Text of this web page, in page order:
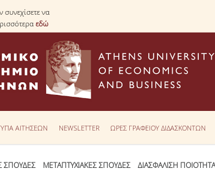
να
εδώ
ΑΙΤΗΣΕΩΝ NEWSLETTER ΩΡΕΣ ΓΡΑΦΕΙΟΥ ΔΙΔΑΣΚΟΝΤΩΝ
ΣΠΟΥΔΕΣ ΜΕΤΑΠΤΥΧΙΑΚΕΣ ΣΠΟΥΔΕΣ ΔΙΑΣΦΑΛΙΣΗ